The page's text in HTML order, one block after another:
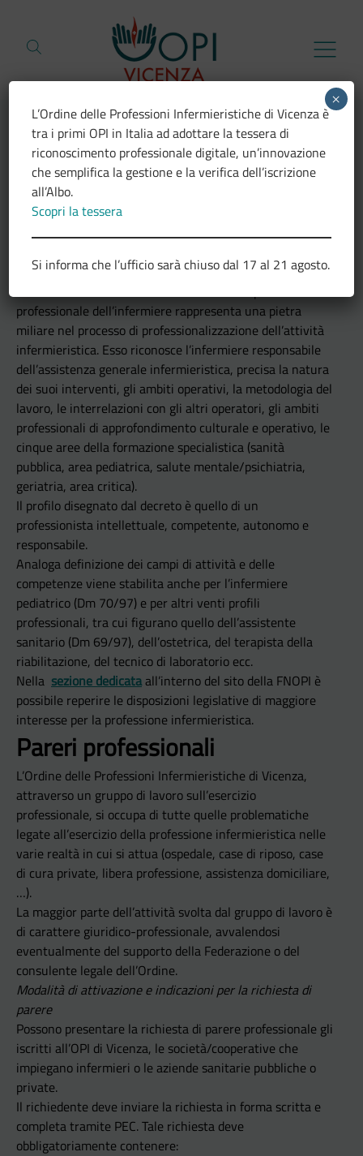
Torna alla pagina precedente
Servizi
Esercizio professionale
professionale dell’infermiere rappresenta una pietra
miliare nel processo di professionalizzazione dell’attività
infermieristica. Esso riconosce l’infermiere responsabile
dell’assistenza generale infermieristica, precisa la natura
dei suoi interventi, gli ambiti operativi, la metodologia del
lavoro, le interrelazioni con gli altri operatori, gli ambiti
professionali di approfondimento culturale e operativo, le
cinque aree della formazione specialistica (sanità
pubblica, area pediatrica, salute mentale/psichiatria,
geriatria, area critica).
Il profilo disegnato dal decreto è quello di un
professionista intellettuale, competente, autonomo e
responsabile.
Analoga definizione dei campi di attività e delle
competenze viene stabilita anche per l’infermiere
pediatrico (Dm 70/97) e per altri venti profili
professionali, tra cui figurano quello dell’assistente
sanitario (Dm 69/97), dell’ostetrica, del terapista della
riabilitazione, del tecnico di laboratorio ecc.
Nella sezione dedicataall’interno del sito della FNOPI è
possibile reperire le disposizioni legislative di maggiore
interesse per la professione infermieristica.
Pareri professionali
L’Ordine delle Professioni Infermieristiche di Vicenza,
attraverso un gruppo di lavoro sull’esercizio
professionale, si occupa di tutte quelle problematiche
legate all’esercizio della professione infermieristica nelle
varie realtà in cui si attua (ospedale, case di riposo, case
di cura private, libera professione, assistenza domiciliare,
…).
La maggior parte dell’attività svolta dal gruppo di lavoro è
di carattere giuridico-professionale, avvalendosi
eventualmente del supporto della Federazione o del
consulente legale dell’Ordine.
Modalità di attivazione e indicazioni per la richiesta di
parere
Possono presentare la richiesta di parere professionale gli
iscritti all’OPI di Vicenza, le società/cooperative che
impiegano infermieri o le aziende sanitarie pubbliche o
private.
Il richiedente deve inviare la richiesta in forma scritta e
completa tramite PEC. Tale richiesta deve
obbligatoriamente contenere:
L’Ordine delle Professioni Infermieristiche di Vicenza è
tra i primi OPI in Italia ad adottare la tessera di
riconoscimento professionale digitale, un’innovazione
che semplifica la gestione e la verifica dell’iscrizione
all’Albo.
Scopri la tessera
Si informa che l’ufficio sarà chiuso dal 17 al 21 agosto.
×